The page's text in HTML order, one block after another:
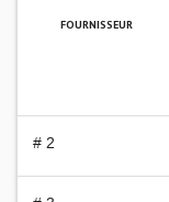
FOURNISSEUR
# 2